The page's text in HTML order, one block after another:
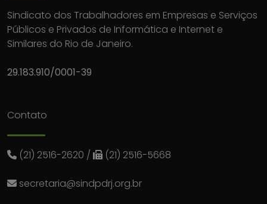
Sindicato dos Trabalhadores em Empresas e Serviços
Públicos e Privados de Informática e Internet e
Similares do Rio de Janeiro.
29.183.910/0001-39
Contato
(21) 2516-2620 / (21) 2516-5668
secretaria@sindpdrj.org.br